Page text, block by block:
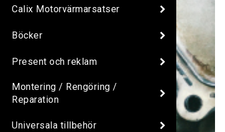
Calix Motorvärmarsatser
Böcker
Present och reklam
Montering / Rengöring /
Reparation
Universala tillbehör